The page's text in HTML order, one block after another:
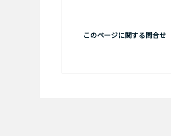
このページに関する問合せ